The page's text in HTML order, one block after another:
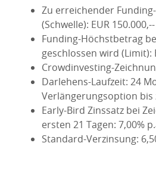
Zu erreichender
(Schwelle): EUR 150.000,--
Funding-Höchstbetrag
geschlossen wird (Limit):
Crowdinvesting-
Darlehens-Laufzeit: 24
Verlängerungsoption bis
Early-Bird Zinssatz bei
ersten 21 Tagen: 7,00%
Standard-Verzinsung: